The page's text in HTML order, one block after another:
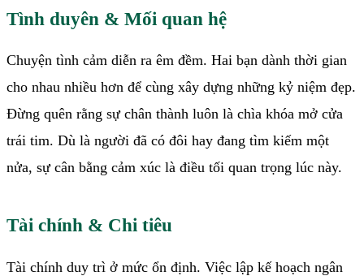
Tình duyên & Mối quan hệ
Chuyện tình cảm diễn ra êm đềm. Hai bạn dành thời gian
cho nhau nhiều hơn để cùng xây dựng những kỷ niệm đẹp.
Đừng quên rằng sự chân thành luôn là chìa khóa mở cửa
trái tim. Dù là người đã có đôi hay đang tìm kiếm một
nửa, sự cân bằng cảm xúc là điều tối quan trọng lúc này.
Tài chính & Chi tiêu
Tài chính duy trì ở mức ổn định. Việc lập kế hoạch ngân